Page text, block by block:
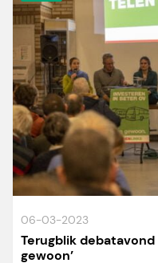
06-03-2023
Terugblik debatavond
gewoon’